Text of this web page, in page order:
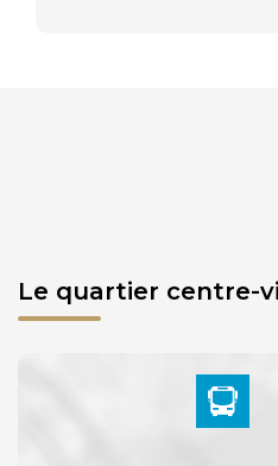
Le quartier centre-